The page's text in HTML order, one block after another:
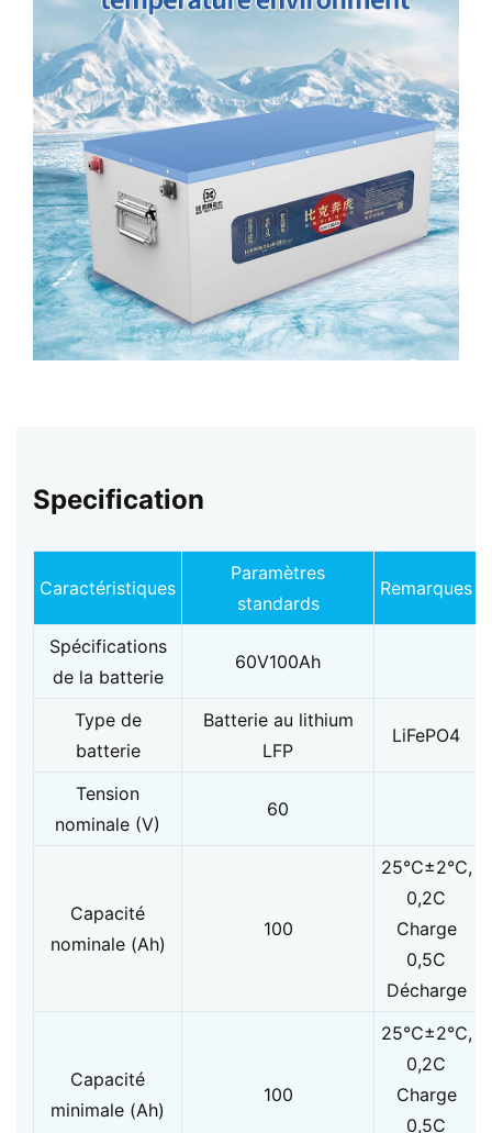
Specification
Caractéristiques
Paramètres
standards
Remarques
Spécifications
de la batterie
60V100Ah
Type de
batterie
Batterie au lithium
LFP
LiFePO4
Tension
nominale (V)
60
Capacité
nominale (Ah)
100
25℃±2℃,
0,2C
Charge
0,5C
Décharge
Capacité
minimale (Ah)
100
25℃±2℃,
0,2C
Charge
0,5C